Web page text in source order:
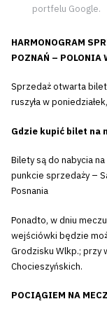
portfelu Google.
HARMONOGRAM
POZNAŃ – POLONIA
Sprzedaż otwarta
ruszyła w
Gdzie kupić bilet na
Bilety są do nabycia na
punkcie sprzedaży –
Posnania
Ponadto, w dniu
wejściówki będzie
Grodzisku Wlkp.; przy
Chocieszyńskich.
POCIĄGIEM NA